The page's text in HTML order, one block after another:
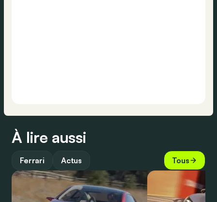
À lire aussi
Ferrari Actus Tous